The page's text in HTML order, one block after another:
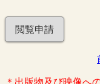
閲覧申請
＊出版物及び映像へ